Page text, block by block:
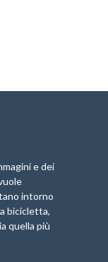
e dei
intorno
bicicletta,
quella più